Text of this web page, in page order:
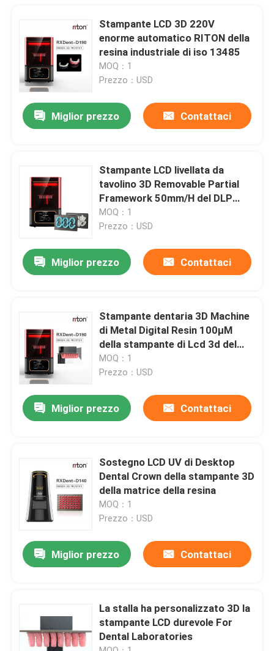
Prodotti
Chi siamo
Fatory Tour
Contattaci
Tutti i casi
Stampante del metallo 3D del laser
Stampante dentaria del metallo 3D
Stampante LCD 3D 220V
enorme automatico RITON della
resina industriale di iso 13485
MOQ：1
Prezzo：USD
Miglior prezzo Contattaci
Stampante LCD livellata da
tavolino 3D Removable Partial
Framework 50mm/H del DLP
200W
MOQ：1
Prezzo：USD
Miglior prezzo Contattaci
Stampante dentaria 3D Machine
di Metal Digital Resin 100μM
della stampante di Lcd 3d del
modello
MOQ：1
Prezzo：USD
Miglior prezzo Contattaci
Sostegno LCD UV di Desktop
Dental Crown della stampante 3D
della matrice della resina
MOQ：1
Prezzo：USD
Miglior prezzo Contattaci
La stalla ha personalizzato 3D la
stampante LCD durevole For
Dental Laboratories